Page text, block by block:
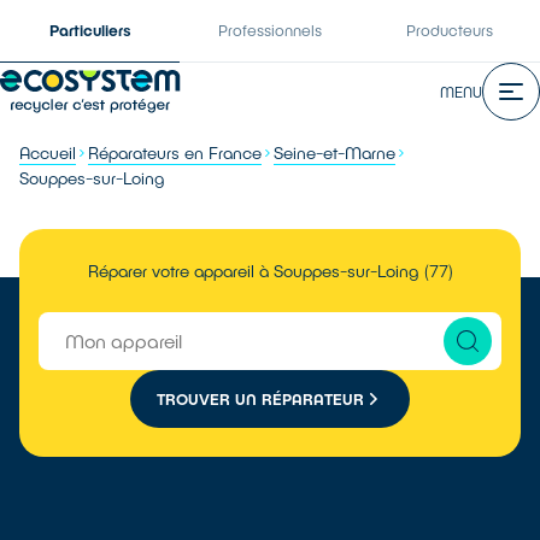
Particuliers Professionnels Producteurs
MENU
Accueil Réparateurs en France Seine-et-Marne
Souppes-sur-Loing
Réparer votre appareil à Souppes-sur-Loing (77)
TROUVER UN RÉPARATEUR